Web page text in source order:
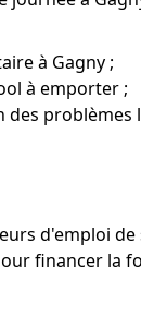
à Gagny ;
à emporter ;
problèmes
d'emploi
financer la